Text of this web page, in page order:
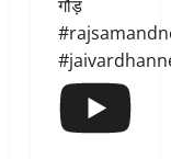
गौड़